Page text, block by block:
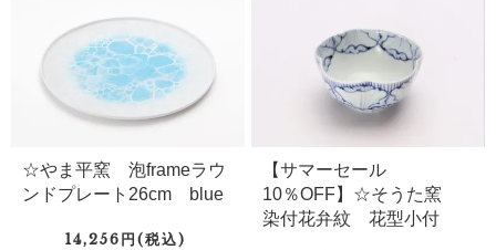
☆やま平窯 泡frameラウ
ンドプレート26cm blue
14,256円(税込)
【サマーセール
10％OFF】☆そうた窯
染付花弁紋 花型小付